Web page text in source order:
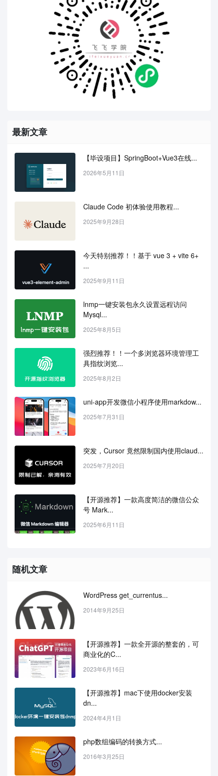
最新文章
【毕设项目】SpringBoot+Vue3在线...
2026年5月11日
Claude Code 初体验使用教程...
2025年9月28日
今天特别推荐！！基于 vue 3 + vite 6+
...
2025年9月11日
lnmp一键安装包永久设置远程访问
Mysql...
2025年8月5日
强烈推荐！！一个多浏览器环境管理工
具指纹浏览...
2025年8月2日
uni-app开发微信小程序使用markdow...
2025年7月31日
突发，Cursor 竟然限制国内使用claud...
2025年7月20日
【开源推荐】一款高度简洁的微信公众
号 Mark...
2025年6月11日
随机文章
WordPress get_currentus...
2014年9月25日
【开源推荐】一款全开源的整套的，可
商业化的C...
2023年6月16日
【开源推荐】mac下使用docker安装
dn...
2024年4月1日
php数组编码的转换方式...
2016年3月25日